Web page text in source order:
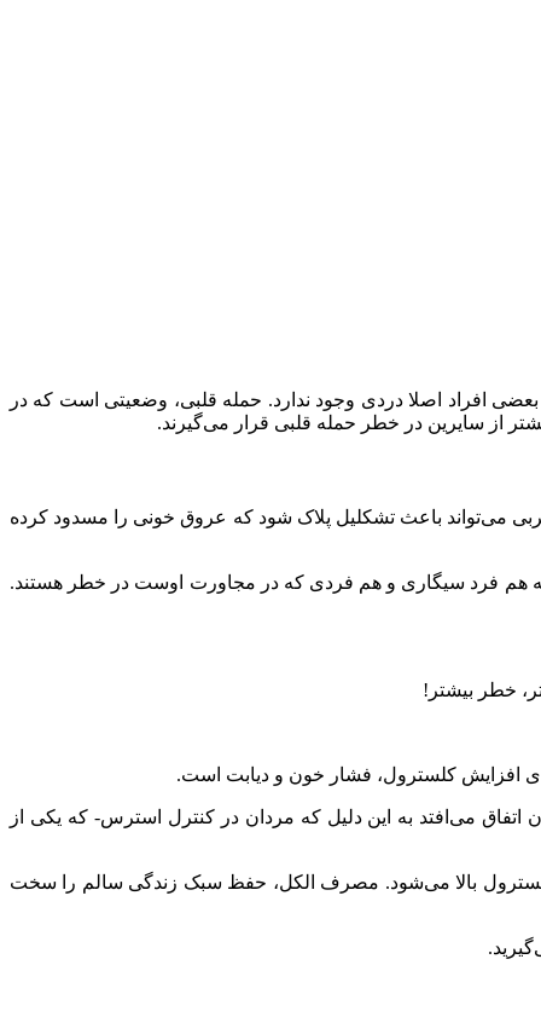
افراد اصلا دردی وجود ندارد. حمله قلبی، وضعیتی است که در
از سایرین در خطر حمله قلبی قرار می‌گیرند.
می‌تواند باعث تشکلیل پلاک شود که عروق خونی را مسدود کرده
هم فرد سیگاری و هم فردی که در مجاورت اوست در خطر هستند.
خطر بیشتر!
افزایش کلسترول، فشار خون و دیابت است.
اتفاق می‌افتد به این دلیل که مردان در کنترل استرس- که یکی از
کلسترول بالا می‌شود. مصرف الکل، حفظ سبک زندگی سالم را سخت